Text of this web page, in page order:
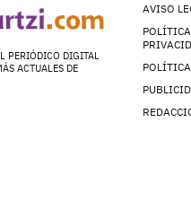
PERIÓDICO DIGITAL
ACTUALES DE
AVISO